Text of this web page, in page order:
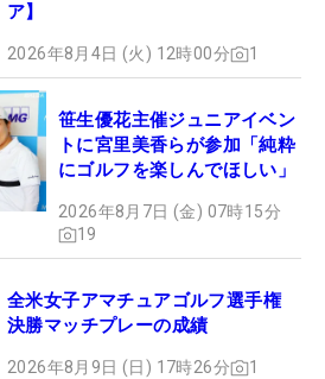
ア】
2026年8月4日 (火) 12時00分 1
笹生優花主催ジュニアイベン
トに宮里美香らが参加「純粋
にゴルフを楽しんでほしい」
2026年8月7日 (金) 07時15分
19
全米女子アマチュアゴルフ選手権
決勝マッチプレーの成績
2026年8月9日 (日) 17時26分 1